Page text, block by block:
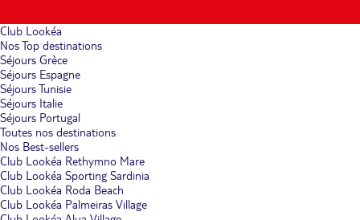
Club Lookéa
Nos Top destinations
Séjours Grèce
Séjours Espagne
Séjours Tunisie
Séjours Italie
Séjours Portugal
Toutes nos destinations
Nos Best-sellers
Club Lookéa Rethymno Mare
Club Lookéa Sporting Sardinia
Club Lookéa Roda Beach
Club Lookéa Palmeiras Village